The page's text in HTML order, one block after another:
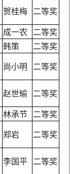
贺桂梅 二等奖
成一农
二等奖
韩策
二等奖
尚小明 二等奖
赵世瑜 二等奖
林承节
二等奖
郑岩 二等奖
李国平 二等奖